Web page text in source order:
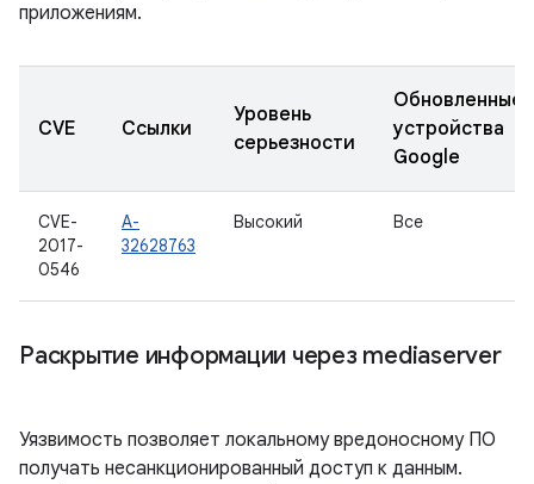
приложениям.
CVE Ссылки
Уровень
серьезности
Обновленные
устройства
Google
CVE-
2017-
0546
A-
32628763
Высокий Все
Раскрытие информации через mediaserver
Уязвимость позволяет локальному вредоносному ПО
получать несанкционированный доступ к данным.